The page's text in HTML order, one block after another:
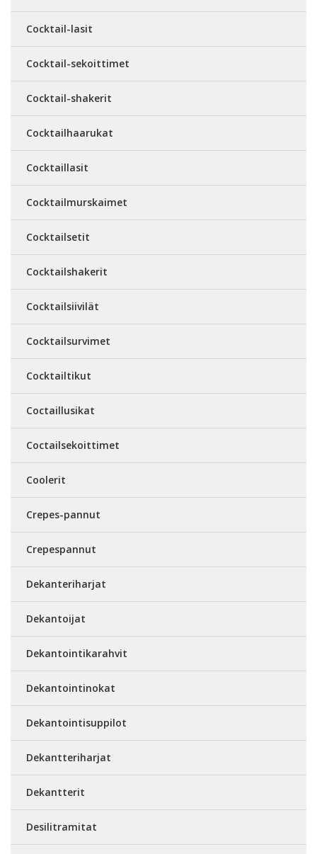
Cocktail-lasit
Cocktail-sekoittimet
Cocktail-shakerit
Cocktailhaarukat
Cocktaillasit
Cocktailmurskaimet
Cocktailsetit
Cocktailshakerit
Cocktailsiivilät
Cocktailsurvimet
Cocktailtikut
Coctaillusikat
Coctailsekoittimet
Coolerit
Crepes-pannut
Crepespannut
Dekanteriharjat
Dekantoijat
Dekantointikarahvit
Dekantointinokat
Dekantointisuppilot
Dekantteriharjat
Dekantterit
Desilitramitat